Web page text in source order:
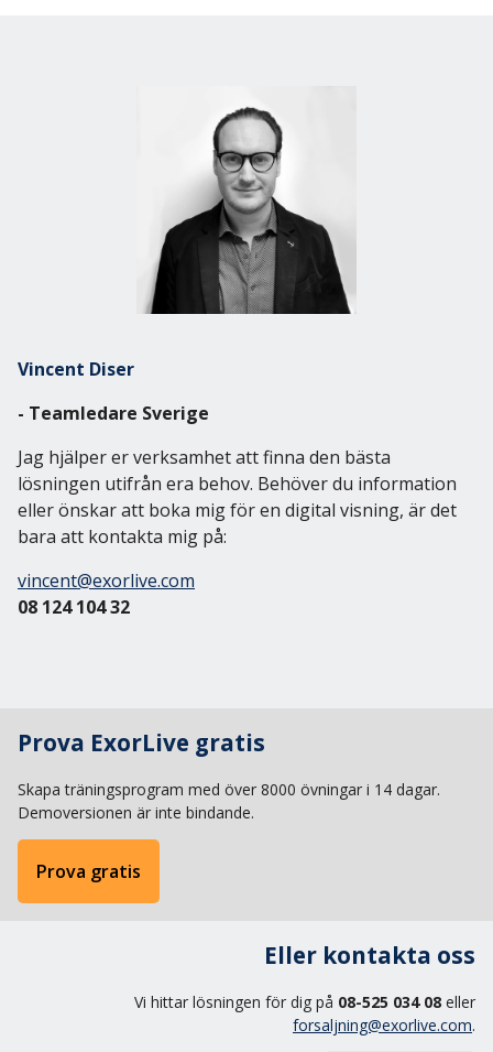
Vincent Diser
- Teamledare Sverige
Jag hjälper er verksamhet att finna den bästa
lösningen utifrån era behov. Behöver du information
eller önskar att boka mig för en digital visning, är det
bara att kontakta mig på:
vincent@exorlive.com
08 124 104 32
Prova ExorLive gratis
Skapa träningsprogram med över 8000 övningar i 14 dagar.
Demoversionen är inte bindande.
Prova gratis
Eller kontakta oss
Vi hittar lösningen för dig på 08-525 034 08 eller
forsaljning@exorlive.com.